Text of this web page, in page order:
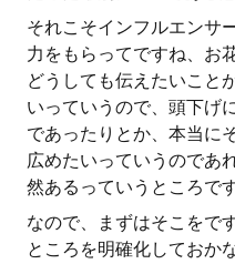
それこそインフルエンサ
力をもらってですね、お
どうしても伝えたいこと
いっていうので、頭下げ
であったりとか、本当に
広めたいっていうのであ
然あるっていうところです
なので、まずはそこをで
ところを明確化しておか